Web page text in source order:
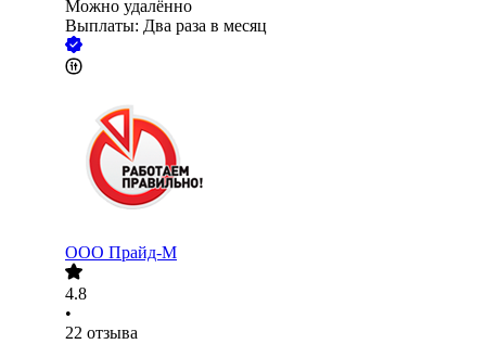
Можно удалённо
Выплаты: Два раза в месяц
ООО Прайд-М
4.8
•
22 отзыва